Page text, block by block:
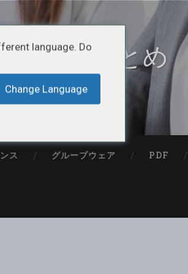
ュー・まとめ
るITメディア
ス グループウェア PDF
language. Do
Change Language